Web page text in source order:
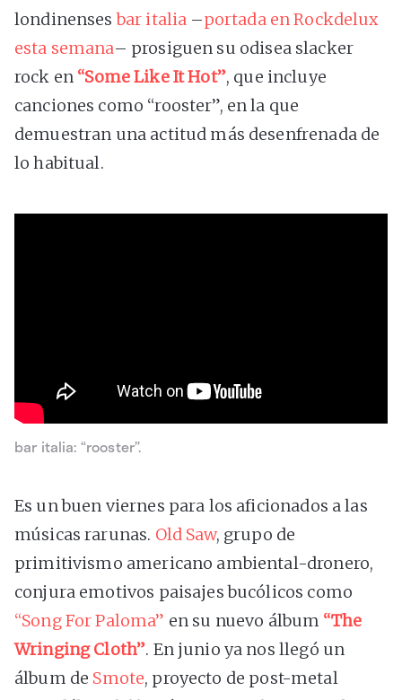
londinensesbar italia –portada en Rockdelux
esta semana– prosiguen su odisea slacker
rock en “Some Like It Hot”, que incluye
canciones como “rooster”, en la que
demuestran una actitud más desenfrenada de
lo habitual.
bar italia: “rooster”.
Es un buen viernes para los aficionados a las
músicas rarunas. Old Saw, grupo de
primitivismo americano ambiental-dronero,
conjura emotivos paisajes bucólicos como
“Song For Paloma” en su nuevo álbum “The
Wringing Cloth”. En junio ya nos llegó un
álbum de Smote, proyecto de post-metal